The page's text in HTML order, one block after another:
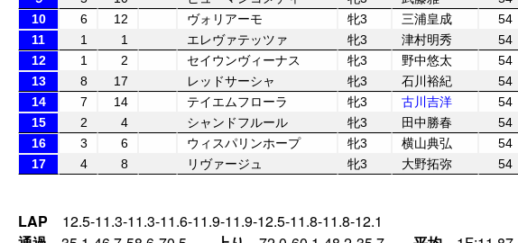
10
6 12 ヴォリアーモ 牝3 三浦皇成 54
11
1 1 エレヴァテッツァ 牝3 津村明秀 54
12
1 2 セイウンヴィーナス 牝3 野中悠太 54
13
8 17 レッドサーシャ 牝3 石川裕紀 54
14
7 14 テイエムフローラ 牝3 古川吉洋 54
15
2 4 シャンドフルール 牝3 田中勝春 54
16
3 6 ウィスパリンホープ 牝3 横山典弘 54
17
4 8 リヴァージュ 牝3 大野拓弥 54
LAP 12.5-11.3-11.3-11.6-11.9-11.9-12.5-11.8-11.8-12.1